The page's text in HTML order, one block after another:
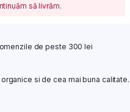
să livrăm.
de peste 300 lei
si de cea mai buna calitate.